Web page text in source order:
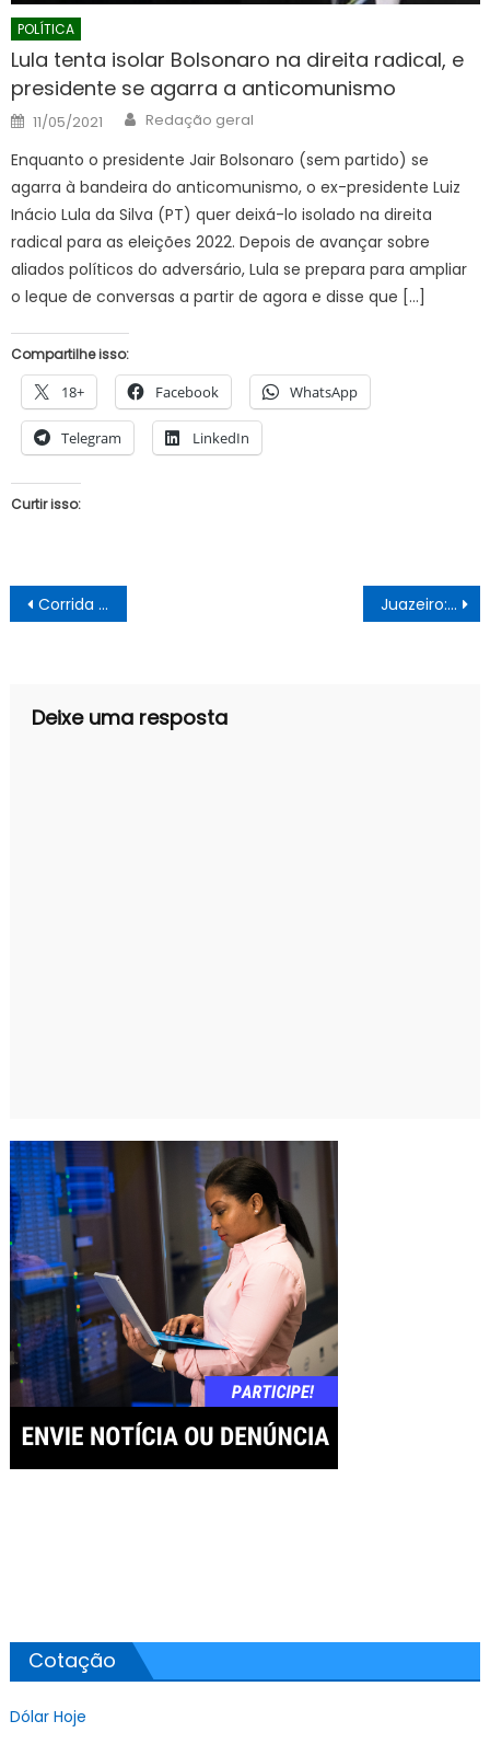
POLÍTICA
Lula tenta isolar Bolsonaro na direita radical, e
presidente se agarra a anticomunismo
Posted
on
11/05/2021 Author
Redação geral
Enquanto o presidente Jair Bolsonaro (sem partido) se
agarra à bandeira do anticomunismo, o ex-presidente Luiz
Inácio Lula da Silva (PT) quer deixá-lo isolado na direita
radical para as eleições 2022. Depois de avançar sobre
aliados políticos do adversário, Lula se prepara para ampliar
o leque de conversas a partir de agora e disse que […]
Compartilhe isso:
18+ Facebook WhatsApp
Telegram LinkedIn
Curtir isso:
Navegação
de
Corrida Tiradentinhos bate recorde de inscrições e reúne mais de 500 crianças em Juazeiro Juazeiro: Depois de uma trégua, homem é assassinado no bairro da Codevasf
Deixe uma resposta
Cotação
Dólar Hoje